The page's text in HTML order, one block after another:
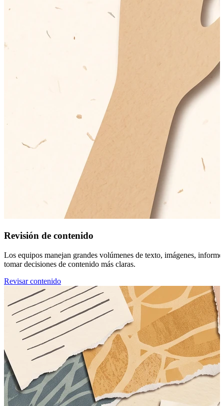
Revisión de contenido
Los equipos manejan grandes volúmenes de texto, imágenes,
tomar decisiones de contenido más claras.
Revisar contenido